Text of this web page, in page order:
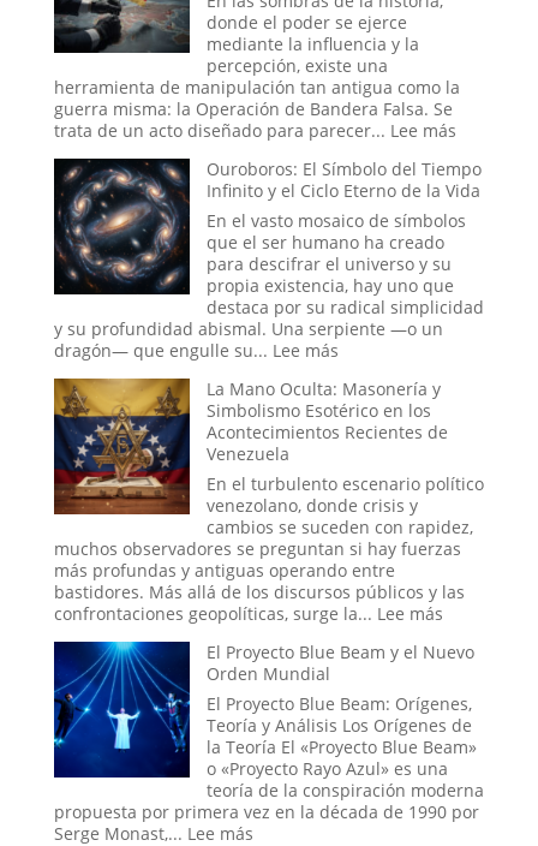
Resolver
de
la
Antigua
Ruta
de
Seda
donde el poder se ejerce
mediante la influencia y la
percepción, existe una
herramienta de manipulación tan antigua como la
guerra misma: la Operación de Bandera Falsa. Se
trata de un acto diseñado para parecer... Lee más:
de
Bandera
Falsa
¿Hasta
Ouroboros: El Símbolo del Tiempo
Infinito y el Ciclo Eterno de la Vida
En el vasto mosaico de símbolos
que el ser humano ha creado
para descifrar el universo y su
propia existencia, hay uno que
destaca por su radical simplicidad
y su profundidad abismal. Una serpiente —o un
dragón— que engulle su... Lee más:
El
Símbolo
del
Infinito
y
el
Ciclo
Eterno
de
la
La Mano Oculta: Masonería y
Simbolismo Esotérico en los
Acontecimientos Recientes de
Venezuela
En el turbulento escenario político
venezolano, donde crisis y
cambios se suceden con rapidez,
muchos observadores se preguntan si hay fuerzas
más profundas y antiguas operando entre
bastidores. Más allá de los discursos públicos y las
confrontaciones geopolíticas, surge la... Lee más:
Mano
Masonería
y
Simbolismo
Esotérico
en
los
El Proyecto Blue Beam y el Nuevo
Orden Mundial
El Proyecto Blue Beam: Orígenes,
Teoría y Análisis Los Orígenes de
la Teoría El «Proyecto Blue Beam»
o «Proyecto Rayo Azul» es una
teoría de la conspiración moderna
propuesta por primera vez en la década de 1990 por
Serge Monast,... Lee más: